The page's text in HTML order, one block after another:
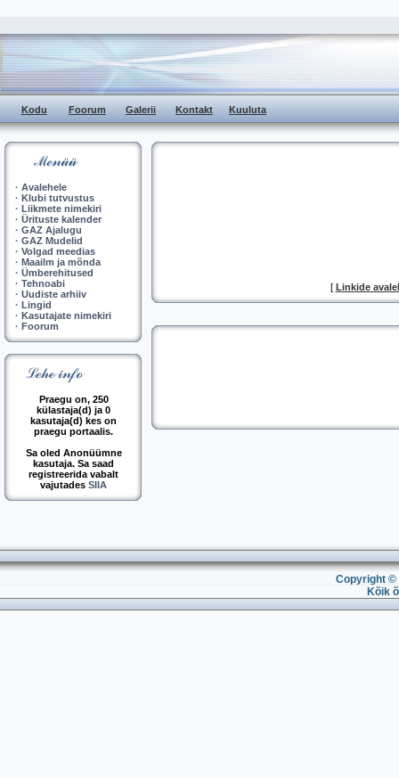
Kodu Foorum Galerii Kontakt Kuuluta
· Avalehele
· Klubi tutvustus
· Liikmete nimekiri
· Ürituste kalender
· GAZ Ajalugu
· GAZ Mudelid
· Volgad meedias
· Maailm ja mõnda
· Ümberehitused
· Tehnoabi
· Uudiste arhiiv
· Lingid
· Kasutajate nimekiri
· Foorum
Praegu on, 250
külastaja(d) ja 0
kasutaja(d) kes on
praegu portaalis.
Sa oled Anonüümne
kasutaja. Sa saad
registreerida vabalt
vajutades SIIA
[ Linkide
Copyright ©
Kõik